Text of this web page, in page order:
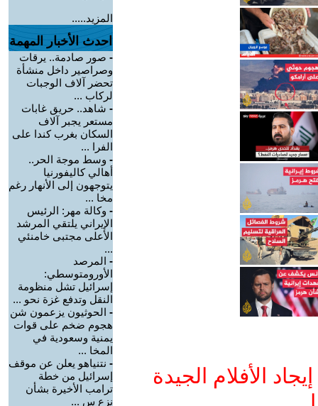
الأفلام الجيدة
المزيد.....
احدث الأخبار المهمة
- صور صادمة.. يرقات
وصراصير داخل منشأة
تحضر آلاف الوجبات
لركاب ...
- شاهد.. حريق غابات
مستعر يجبر آلاف
السكان بغرب كندا على
الفرا ...
- وسط موجة الحر..
أهالي كاليفورنيا
يتوجهون إلى الأنهار رغم
مخا ...
- وكالة مهر: الرئيس
الإيراني يلتقي المرشد
الأعلى مجتبى خامنئي
...
- المرصد
الأورومتوسطي:
إسرائيل تشل منظومة
النقل وتدفع غزة نحو ...
- الحوثيون يزعمون شن
هجوم ضخم على قوات
يمنية وسعودية في
المخا ...
- نتنياهو يعلن عن موقف
إسرائيل من خطة
ترامب الأخيرة بشأن
نزع س ...